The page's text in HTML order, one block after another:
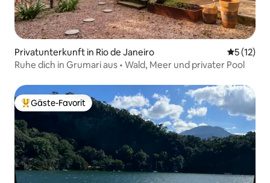
Privatunterkunft in Rio de Janeiro
5 (12)
Ruhe dich in Grumari aus • Wald, Meer und privater Pool
Beliebter Gäste-Favorit.
Gäste-Favorit